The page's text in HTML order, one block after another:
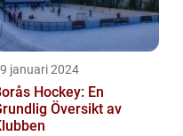
januari 2024
Hockey: En
Översikt av